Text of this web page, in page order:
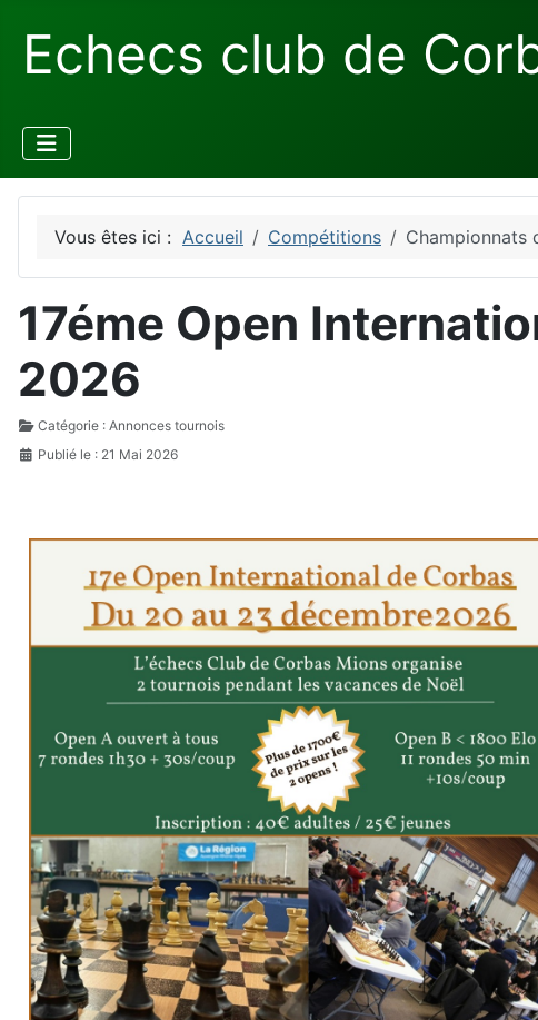
Echecs club de
Vous êtes ici : Accueil Compétitions Championnats
17éme Open
2026
Détails
Catégorie : Annonces tournois
Publié le : 21 Mai 2026